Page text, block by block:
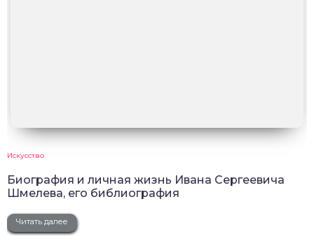
Искусство
Биография и личная жизнь Ивана Сергеевича
Шмелева, его библиография
Читать далее